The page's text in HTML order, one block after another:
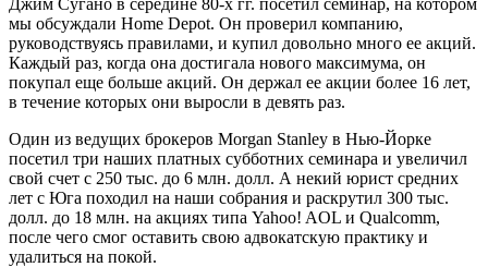
мы обсуждали Home Depot. Он проверил компанию,
руководствуясь правилами, и купил довольно много ее акций.
Каждый раз, когда она достигала нового максимума, он
покупал еще больше акций. Он держал ее акции более 16 лет,
в течение которых они выросли в девять раз.
Один из ведущих брокеров Morgan Stanley в Нью-Йорке
посетил три наших платных субботних семинара и увеличил
свой счет с 250 тыс. до 6 млн. долл. А некий юрист средних
лет с Юга походил на наши собрания и раскрутил 300 тыс.
долл. до 18 млн. на акциях типа Yahoo! AOL и Qualcomm,
после чего смог оставить свою адвокатскую практику и
удалиться на покой.